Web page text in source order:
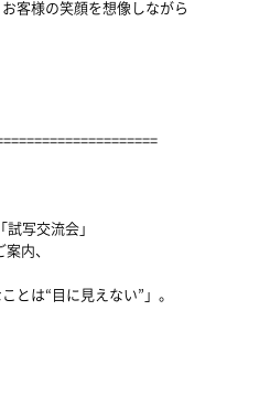
客様の笑顔を想像しながら
写交流会」
内、
とは“目に見えない”」。